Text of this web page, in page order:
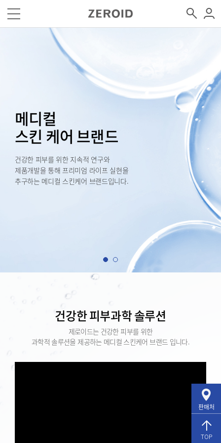
메디컬
스킨 케어 브랜드
건강한 피부를 위한 지속적 연구와
제품개발을 통해 프리미엄 라이프 실현을
추구하는 메디컬 스킨케어 브랜드입니다.
건강한 피부과학 솔루션
제로이드는 건강한 피부를 위한
과학적 솔루션을 제공하는 메디컬 스킨케어 브랜드 입니다.
판매처
TOP